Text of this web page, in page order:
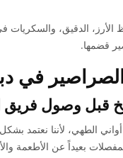
الدقيق، والسكريات
قضمها.
في
قبل وصول فريق
أواني الطهي، لأننا نعتمد
بعيداً عن الأطعمة